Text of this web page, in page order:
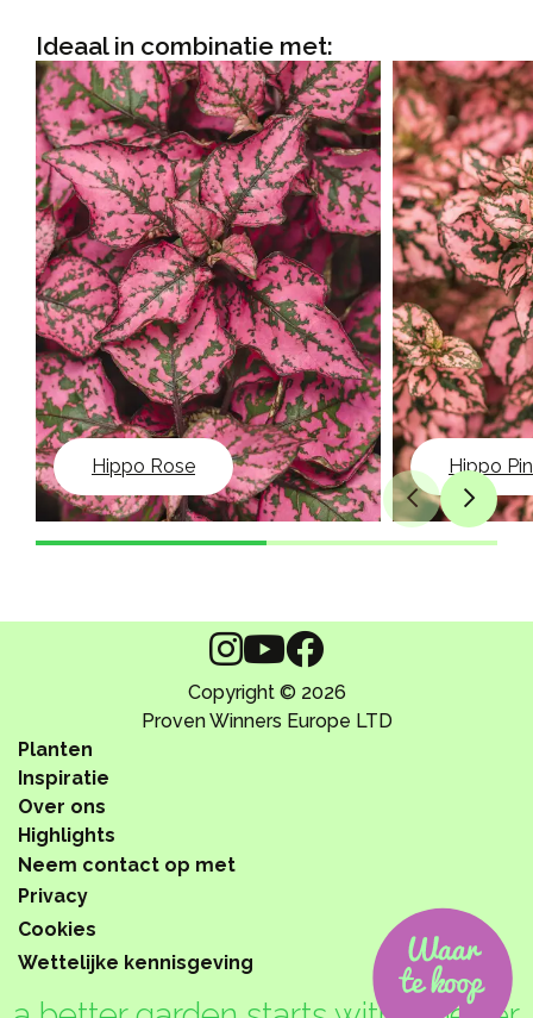
Ideaal in combinatie met:
Hippo Rose Hippo
Copyright © 2026
Proven Winners Europe LTD
Planten
Inspiratie
Over ons
Privacy
Cookies
Wettelijke kennisgeving
Highlights
Neem contact op met